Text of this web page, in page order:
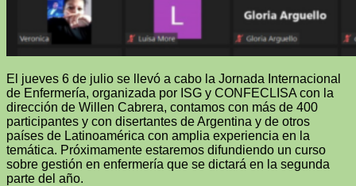
El jueves 6 de julio se llevó a cabo la Jornada Internacional
de Enfermería, organizada por ISG y CONFECLISA con la
dirección de Willen Cabrera, contamos con más de 400
participantes y con disertantes de Argentina y de otros
países de Latinoamérica con amplia experiencia en la
temática. Próximamente estaremos difundiendo un curso
sobre gestión en enfermería que se dictará en la segunda
parte del año.